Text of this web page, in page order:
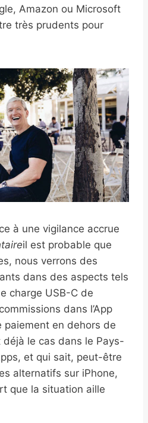
Amazon ou Microsoft
très prudents pour
à une vigilance accrue
il est probable que
nous verrons des
dans des aspects tels
charge USB-C de
dans l’App
paiement en dehors de
déjà le cas dans le Pays-
et qui sait, peut-être
alternatifs sur iPhone,
que la situation aille